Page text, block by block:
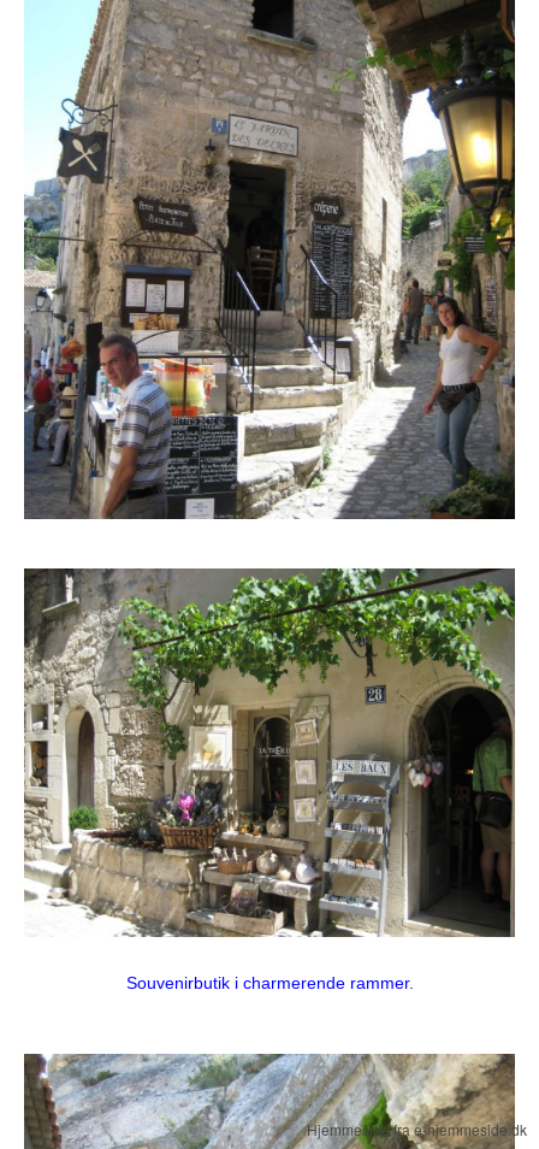
Souvenirbutik i charmerende rammer.
Hjemmeside fra e-hjemmeside.dk